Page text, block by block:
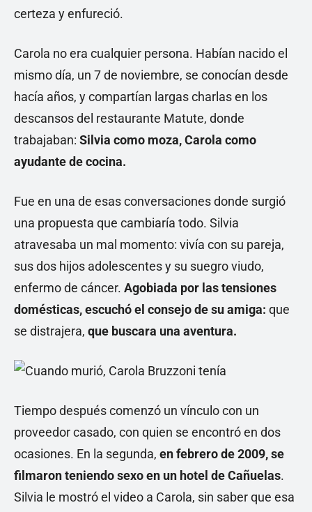
certeza y enfureció.
Carola no era cualquier persona. Habían nacido el
mismo día, un 7 de noviembre, se conocían desde
hacía años, y compartían largas charlas en los
descansos del restaurante Matute, donde
trabajaban: Silvia como moza, Carola como
ayudante de cocina.
Fue en una de esas conversaciones donde surgió
una propuesta que cambiaría todo. Silvia
atravesaba un mal momento: vivía con su pareja,
sus dos hijos adolescentes y su suegro viudo,
enfermo de cáncer. Agobiada por las tensiones
domésticas, escuchó el consejo de su amiga: que
se distrajera, que buscara una aventura.
Tiempo después comenzó un vínculo con un
proveedor casado, con quien se encontró en dos
ocasiones. En la segunda, en febrero de 2009, se
filmaron teniendo sexo en un hotel de Cañuelas.
Silvia le mostró el video a Carola, sin saber que esa